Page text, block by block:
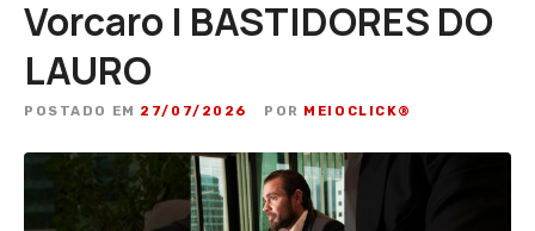
Vorcaro | BASTIDORES DO
LAURO
POSTADO EM 27/07/2026 POR MEIOCLICK®